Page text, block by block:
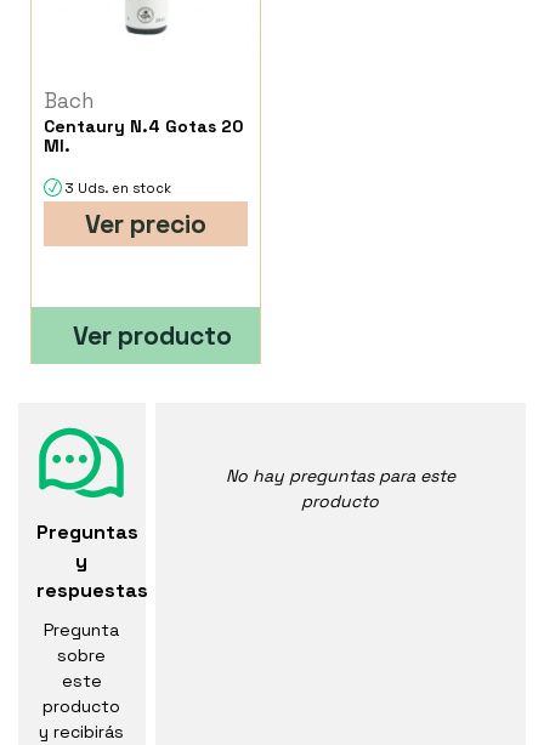
Bach
Centaury N.4 Gotas 20
Ml.
3 Uds. en stock
Ver precio
Ver producto
Preguntas
y
respuestas
Pregunta
sobre
este
producto
y recibirás
No hay preguntas para este
producto